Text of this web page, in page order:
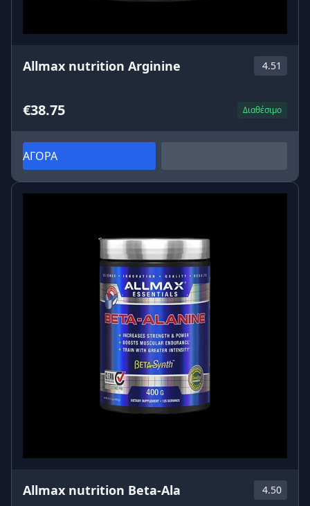
Allmax nutrition Arginine 4.51
€38.75 Διαθέσιμο
ΑΓΟΡΑ
Allmax nutrition Beta-Ala 4.50